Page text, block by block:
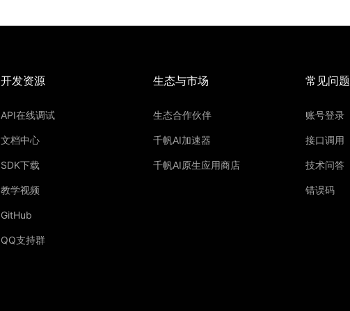
开发资源
API在线调试
文档中心
SDK下载
教学视频
GitHub
QQ支持群
生态与市场
生态合作伙伴
千帆AI加速器
千帆AI原生应用商店
常见问题
账号登录
接口调用
技术问答
错误码